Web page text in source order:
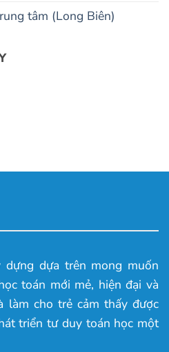
tâm (Long Biên)
dựng dựa trên mong muốn
toán mới mẻ, hiện đại và
làm cho trẻ cảm thấy được
triển tư duy toán học một